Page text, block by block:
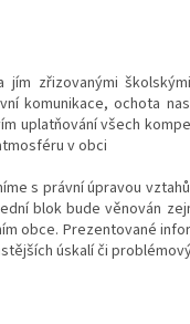
jím zřizovanými
komunikace, ochota
uplatňování všech
v obci
s právní úpravou
blok bude věnován
obce. Prezentované
úskalí či